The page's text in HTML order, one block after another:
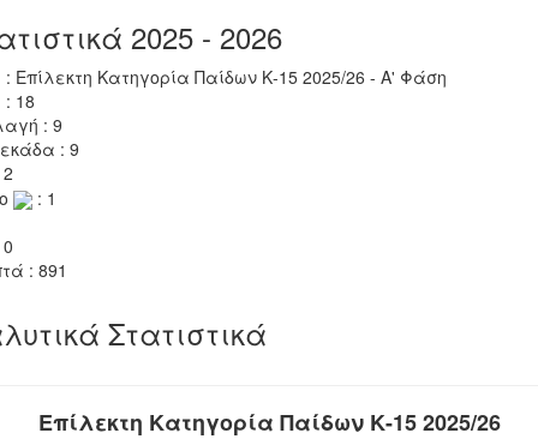
2025 - 2026
: Επίλεκτη Κατηγορία Παίδων Κ-15 2025/26 - Α' Φάση
18
: 9
: 9
: 1
: 891
Στατιστικά
Επίλεκτη Κατηγορία Παίδων Κ-15 2025/26